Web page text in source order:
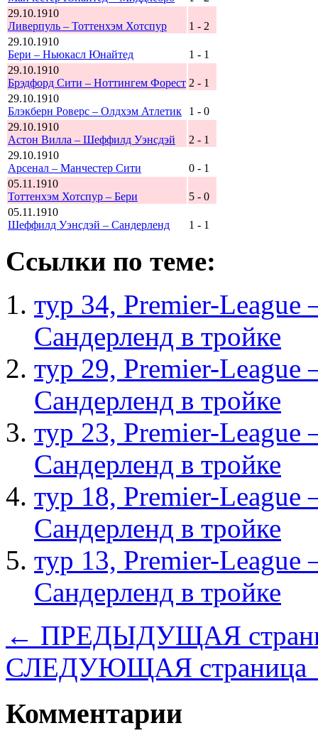
29.10.1910
Ливерпуль – Тоттенхэм Хотспур
1 - 2
29.10.1910
Бери – Ньюкасл Юнайтед
1 - 1
29.10.1910
Брэдфорд Сити – Ноттингем Форест 2 - 1
29.10.1910
Блэкберн Роверс – Олдхэм Атлетик
1 - 0
29.10.1910
Астон Вилла – Шеффилд Уэнсдэй
2 - 1
29.10.1910
Арсенал – Манчестер Сити
0 - 1
05.11.1910
Тоттенхэм Хотспур – Бери
5 - 0
05.11.1910
Шеффилд Уэнсдэй – Сандерленд
1 - 1
Ссылки по теме:
тур 34, Рremier-
Сандерленд в тройке
тур 29, Рremier-
Сандерленд в тройке
тур 23, Рremier-
Сандерленд в тройке
тур 18, Рremier-
Сандерленд в тройке
тур 13, Рremier-
Сандерленд в тройке
← ПРЕДЫДУЩАЯ
СЛЕДУЮЩАЯ
Комментарии